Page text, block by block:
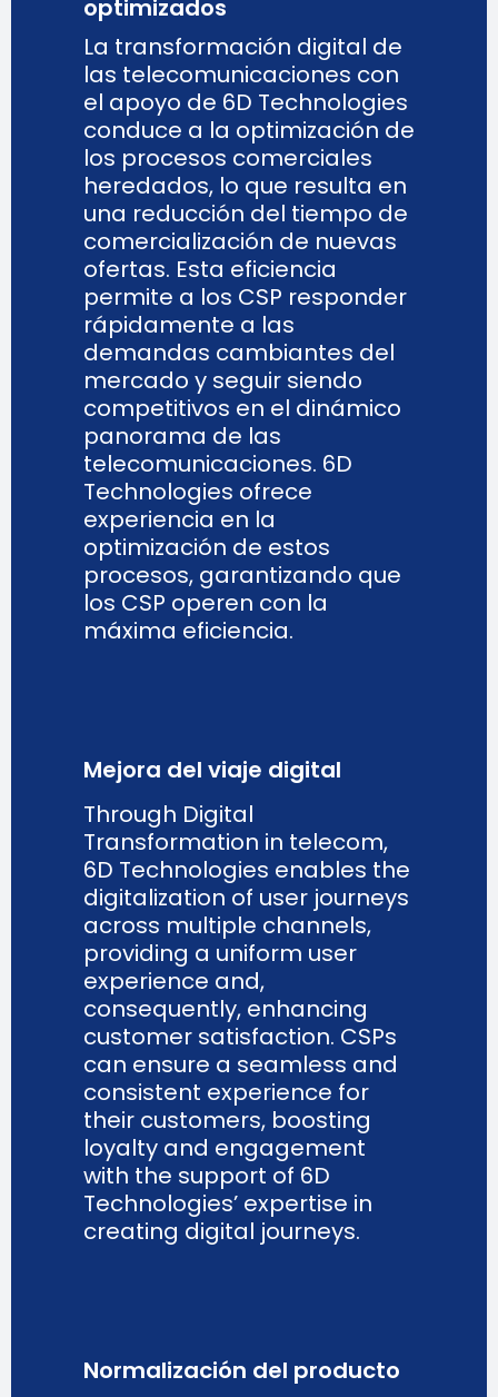
optimizados
La transformación digital de
las telecomunicaciones con
el apoyo de 6D Technologies
conduce a la optimización de
los procesos comerciales
heredados, lo que resulta en
una reducción del tiempo de
comercialización de nuevas
ofertas. Esta eficiencia
permite a los CSP responder
rápidamente a las
demandas cambiantes del
mercado y seguir siendo
competitivos en el dinámico
panorama de las
telecomunicaciones. 6D
Technologies ofrece
experiencia en la
optimización de estos
procesos, garantizando que
los CSP operen con la
máxima eficiencia.
Mejora del viaje digital
Through Digital
Transformation in telecom,
6D Technologies enables the
digitalization of user journeys
across multiple channels,
providing a uniform user
experience and,
consequently, enhancing
customer satisfaction. CSPs
can ensure a seamless and
consistent experience for
their customers, boosting
loyalty and engagement
with the support of 6D
Technologies’ expertise in
creating digital journeys.
Normalización del producto